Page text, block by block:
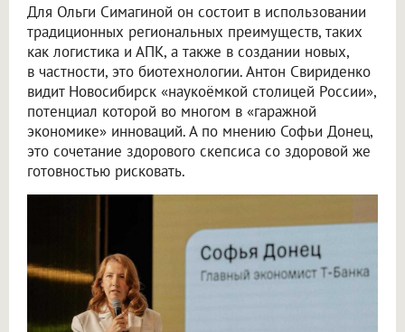
Для Ольги Симагиной он состоит в использовании
традиционных региональных преимуществ, таких
как логистика и АПК, а также в создании новых,
в частности, это биотехнологии. Антон Свириденко
видит Новосибирск «наукоёмкой столицей России»,
потенциал которой во многом в «гаражной
экономике» инноваций. А по мнению Софьи Донец,
это сочетание здорового скепсиса со здоровой же
готовностью рисковать.